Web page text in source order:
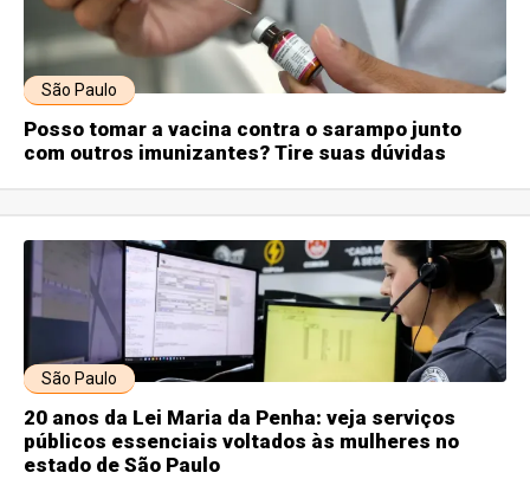
São Paulo
Posso tomar a vacina contra o sarampo junto
com outros imunizantes? Tire suas dúvidas
São Paulo
20 anos da Lei Maria da Penha: veja serviços
públicos essenciais voltados às mulheres no
estado de São Paulo